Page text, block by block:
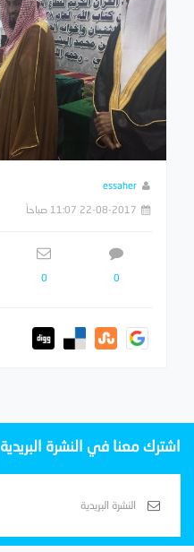
essaher
22-08-2017 11:07 صباحاً
0
0
اشترك معنا في النشرة البريدية